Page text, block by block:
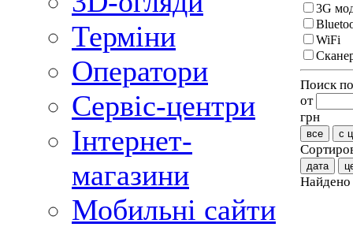
Терміни
Оператори
Сервіс-центри
Інтернет-
магазини
Мобильні сайти
3G
WiFi
Поиск
от
грн
все с
дата
Найдено